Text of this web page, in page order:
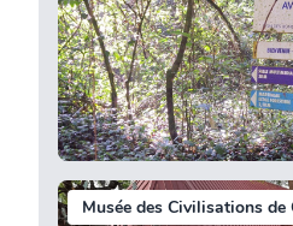
Musée des Civilisations de